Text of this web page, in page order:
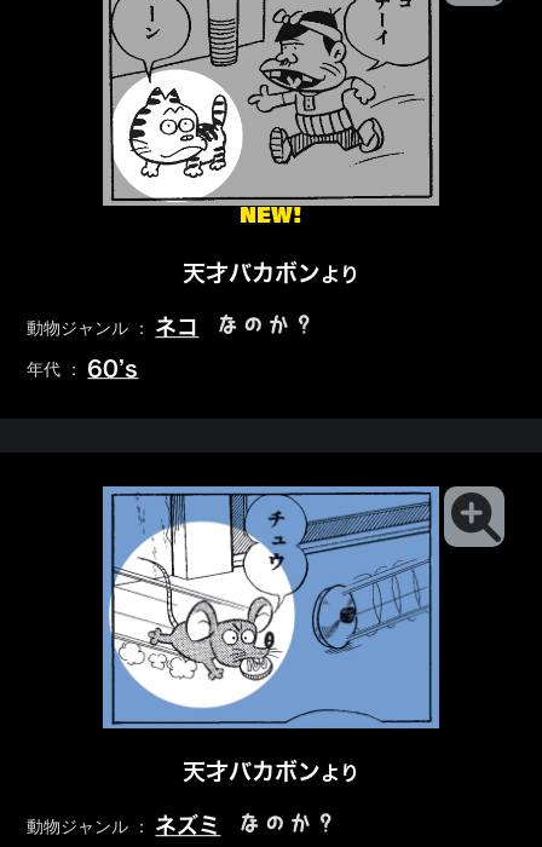
NEW!
天才バカボンより
動物ジャンル ： ネコ なのか？
年代 ： 60’s
天才バカボンより
動物ジャンル ： ネズミ なのか？